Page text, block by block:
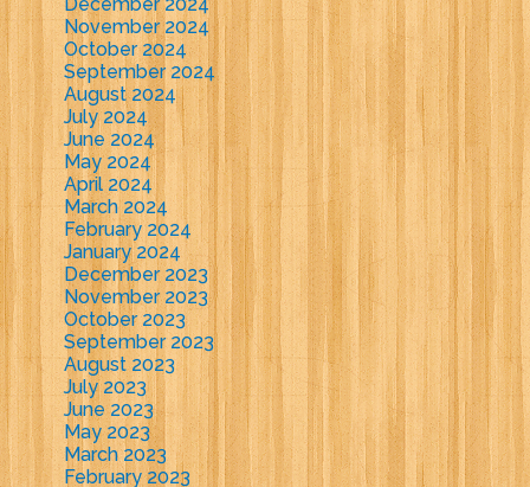
November 2024
October 2024
September 2024
August 2024
July 2024
June 2024
May 2024
April 2024
March 2024
February 2024
January 2024
December 2023
November 2023
October 2023
September 2023
August 2023
July 2023
June 2023
May 2023
March 2023
February 2023